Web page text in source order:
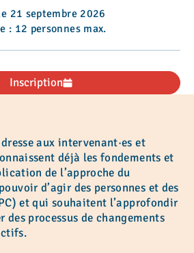
21 septembre 2026
: 12 personnes max.
Inscription
aux intervenant·es et
déjà les fondements et
de l’approche du
d’agir des personnes et des
et qui souhaitent l’approfondir
des processus de changements